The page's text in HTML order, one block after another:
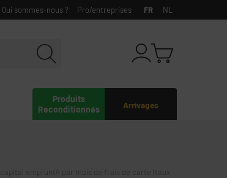
Qui sommes-nous ? Pro/entreprises FR NL
Arrivages
Produits
Reconditionnés
capital emprunté par mois de frais de carte (taux